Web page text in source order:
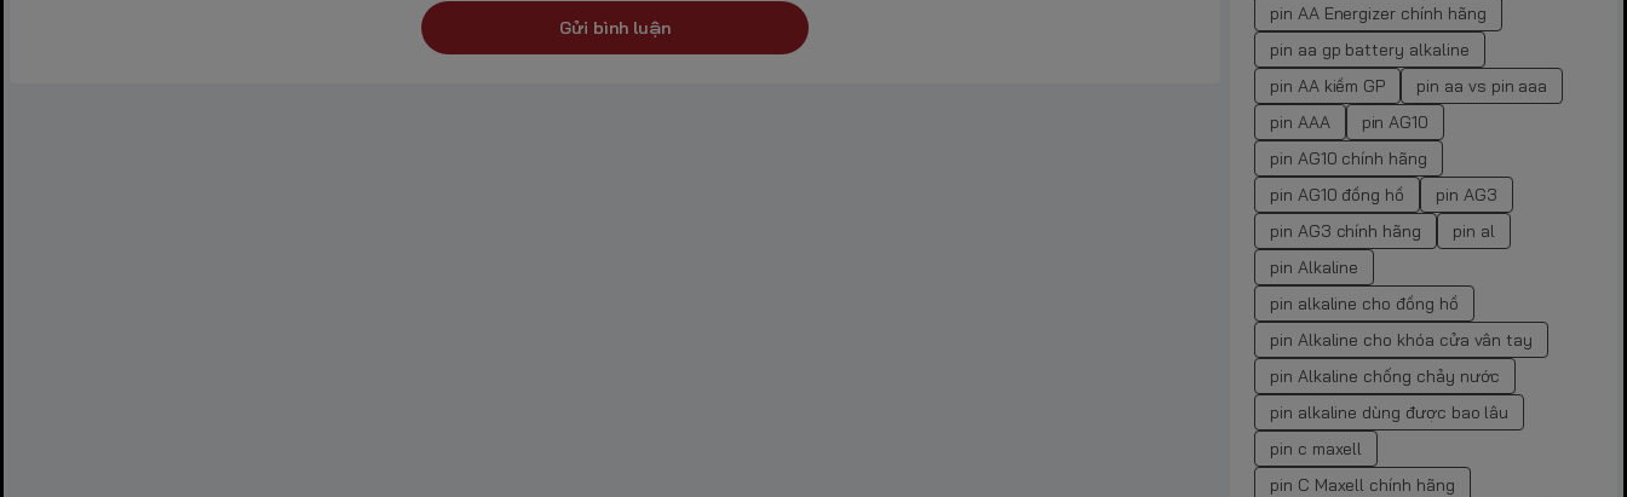
Gửi bình luận
pin AA Energizer chính hãng
pin aa gp battery alkaline
pin AA kiềm GP
pin aa vs pin aaa
pin AAA
pin AG10
pin AG10 chính hãng
pin AG10 đồng hồ
pin AG3
pin AG3 chính hãng
pin al
pin Alkaline
pin alkaline cho đồng hồ
pin Alkaline cho khóa cửa vân tay
pin Alkaline chống chảy nước
pin alkaline dùng được bao lâu
pin c maxell
pin C Maxell chính hãng